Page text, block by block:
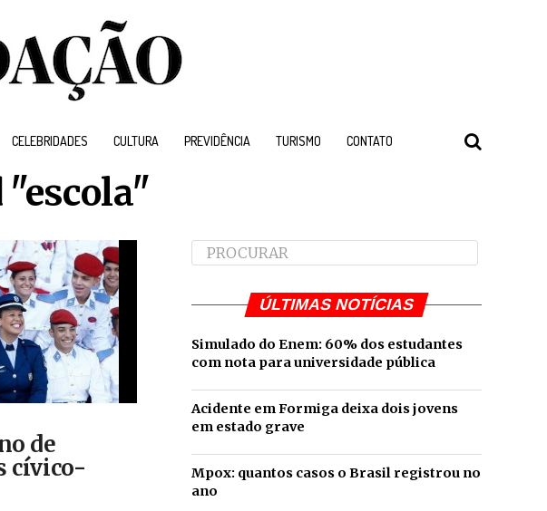
CELEBRIDADES CULTURA PREVIDÊNCIA TURISMO CONTATO
de
cívico-
ÚLTIMAS NOTÍCIAS
Simulado do Enem: 60% dos estudantes
com nota para universidade pública
Acidente em Formiga deixa dois jovens
em estado grave
Mpox: quantos casos o Brasil registrou no
ano